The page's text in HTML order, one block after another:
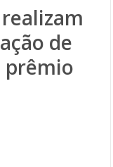
de
prêmio